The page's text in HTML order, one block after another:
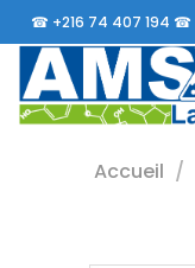
Passer
au
contenu
☎ +216 74 407 194 ☎
Accueil /